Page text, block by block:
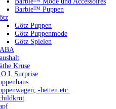
Barbie™ Puppen
Götz Puppen
Götz Puppenmode
Götz Spielen
Kruse
Surprise
-betten etc.